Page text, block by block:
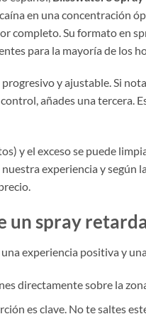
en una concentración
completo. Su formato en
para la mayoría de los
y ajustable. Si
añades una tercera.
y el exceso se puede
experiencia y según
un spray
experiencia positiva y
directamente sobre la
es clave. No te saltes